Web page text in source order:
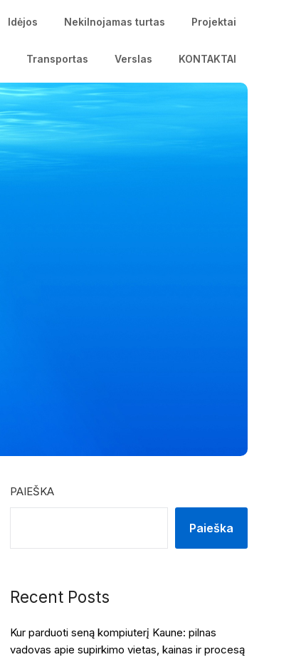
Idėjos Nekilnojamas turtas Projektai
Transportas Verslas KONTAKTAI
PAIEŠKA
Paieška
Recent Posts
Kur parduoti seną kompiuterį Kaune: pilnas
vadovas apie supirkimo vietas, kainas ir procesą